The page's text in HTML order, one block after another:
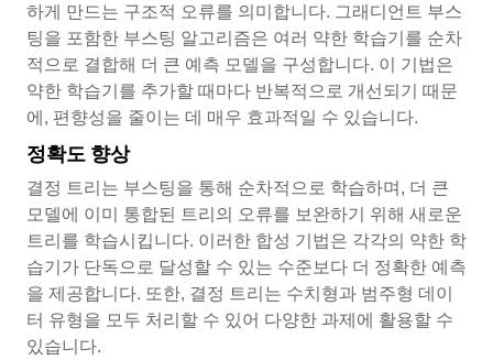
하게 만드는 구조적 오류를 의미합니다. 그래디언트 부스
팅을 포함한 부스팅 알고리즘은 여러 약한 학습기를 순차
적으로 결합해 더 큰 예측 모델을 구성합니다. 이 기법은
약한 학습기를 추가할 때마다 반복적으로 개선되기 때문
에, 편향성을 줄이는 데 매우 효과적일 수 있습니다.
정확도 향상
결정 트리는 부스팅을 통해 순차적으로 학습하며, 더 큰
모델에 이미 통합된 트리의 오류를 보완하기 위해 새로운
트리를 학습시킵니다. 이러한 합성 기법은 각각의 약한 학
습기가 단독으로 달성할 수 있는 수준보다 더 정확한 예측
을 제공합니다. 또한, 결정 트리는 수치형과 범주형 데이
터 유형을 모두 처리할 수 있어 다양한 과제에 활용할 수
있습니다.